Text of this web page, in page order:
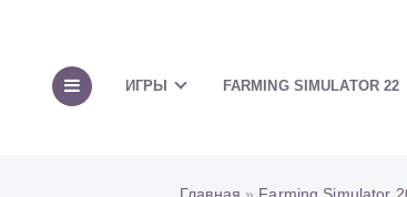
ИГРЫ FARMING SIMULATOR 22
Главная » Farming Simulator